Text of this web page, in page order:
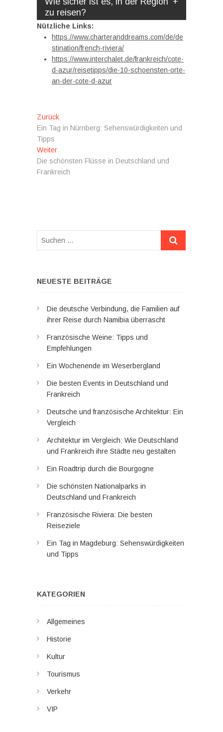
zu reisen?
Nützliche Links:
https://www.charteranddreams.com/de/de
stination/french-riviera/
https://www.interchalet.de/frankreich/cote-
d-azur/reisetipps/die-10-schoensten-orte-
an-der-cote-d-azur
Beitragsnavigation
ZurückVorheriger
Beitrag:
Ein Tag in Nürnberg: Sehenswürdigkeiten und
Tipps
WeiterNächster
Beitrag:
Die schönsten Flüsse in Deutschland und
Frankreich
Suchen
NEUESTE BEITRÄGE
Die deutsche Verbindung, die Familien auf
ihrer Reise durch Namibia überrascht
Französische Weine: Tipps und
Empfehlungen
Ein Wochenende im Weserbergland
Die besten Events in Deutschland und
Frankreich
Deutsche und französische Architektur: Ein
Vergleich
Architektur im Vergleich: Wie Deutschland
und Frankreich ihre Städte neu gestalten
Ein Roadtrip durch die Bourgogne
Die schönsten Nationalparks in
Deutschland und Frankreich
Französische Riviera: Die besten
Reiseziele
Ein Tag in Magdeburg: Sehenswürdigkeiten
und Tipps
KATEGORIEN
Allgemeines
Historie
Kultur
Tourismus
Verkehr
VIP